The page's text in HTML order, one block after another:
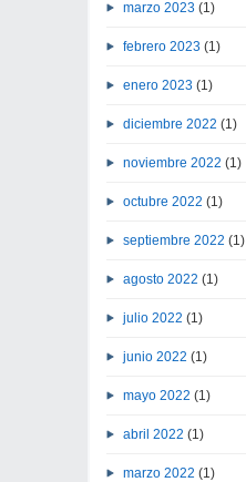
marzo 2023 (1)
febrero 2023 (1)
enero 2023 (1)
diciembre 2022 (1)
noviembre 2022 (1)
octubre 2022 (1)
septiembre 2022 (1)
agosto 2022 (1)
julio 2022 (1)
junio 2022 (1)
mayo 2022 (1)
abril 2022 (1)
marzo 2022 (1)